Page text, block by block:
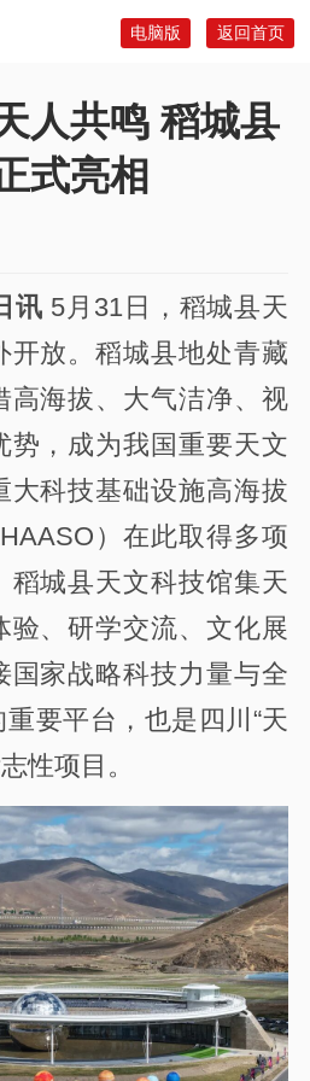
返回首页
电脑版
人共鸣 稻城县
式亮相
讯 5月31日，稻城县天
开放。稻城县地处青藏
高海拔、大气洁净、视
势，成为我国重要天文
大科技基础设施高海拔
）在此取得多项
稻城县天文科技馆集天
验、研学交流、文化展
国家战略科技力量与全
要平台，也是四川“天
性项目。